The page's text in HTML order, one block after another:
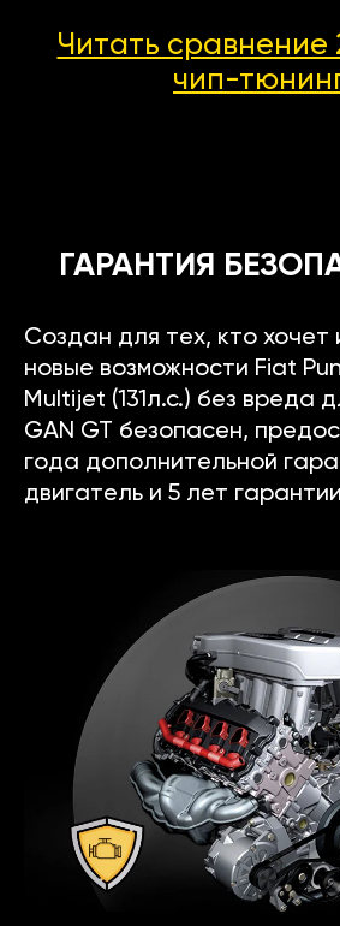
Читать сравнение
чип-
ГАРАНТИЯ
Создан для тех, кто хочет
новые возможности Fiat
Multijet (131л.с.) без вреда
GAN GT безопасен,
года дополнительной
двигатель и 5 лет